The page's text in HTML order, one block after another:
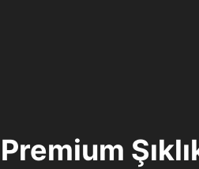
Premium